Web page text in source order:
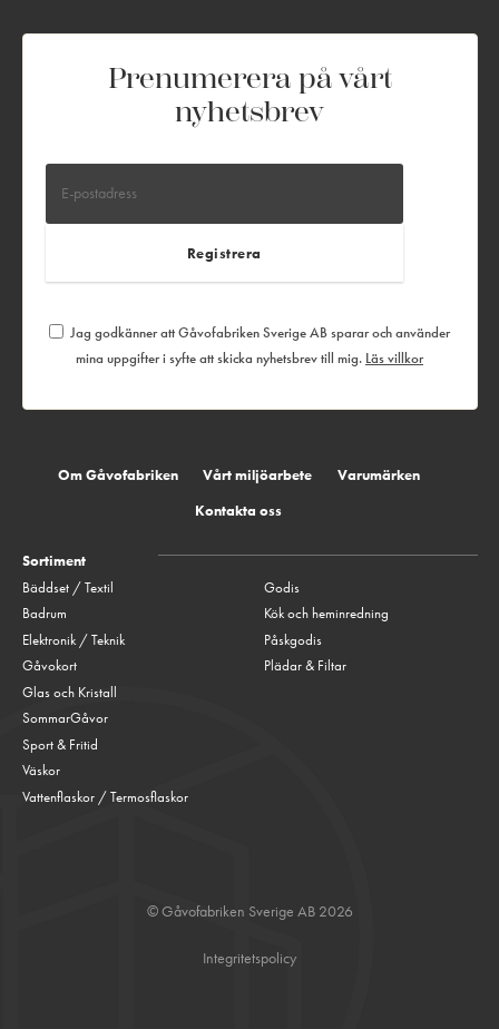
Prenumerera på vårt
nyhetsbrev
Jag godkänner att Gåvofabriken Sverige AB sparar och använder
mina uppgifter i syfte att skicka nyhetsbrev till mig. Läs villkor
Om Gåvofabriken Vårt miljöarbete
Varumärken
Kontakta oss
Sortiment
Bäddset / Textil
Badrum
Elektronik / Teknik
Gåvokort
Glas och Kristall
Godis
Kök och heminredning
Påskgodis
Plädar & Filtar
SommarGåvor
Sport & Fritid
Väskor
Vattenflaskor / Termosflaskor
© Gåvofabriken Sverige AB 2026
Integritetspolicy